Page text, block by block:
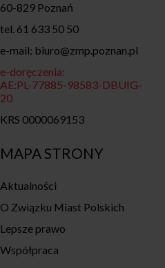
MAPA STRONY
Aktualności
O Związku Miast Polskich
Lepsze prawo
Współpraca
60-829 Poznań
tel. 61 633 50 50
e-mail: biuro@zmp.poznan.pl
e-doręczenia:
AE:PL-77885-98583-DBUIG-
20
KRS 0000069153